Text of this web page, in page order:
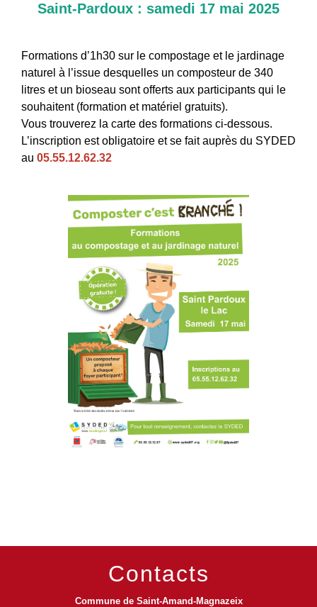
Saint-Pardoux : samedi 17 mai 2025
Formations d’1h30 sur le compostage et le jardinage
naturel à l’issue desquelles un composteur de 340
litres et un bioseau sont offerts aux participants qui le
souhaitent (formation et matériel gratuits).
Vous trouverez la carte des formations ci-dessous.
L’inscription est obligatoire et se fait auprès du SYDED
au 05.55.12.62.32
Contacts
Commune de Saint-Amand-Magnazeix